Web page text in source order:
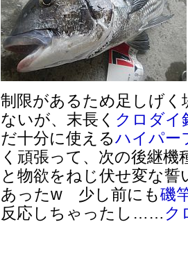
制限があるため足しげ
ないが、末長く クロダイ
だ十分に使えるハイパー
く頑張って、次の後継
と物欲をねじ伏せ変な
あったw 少し前にも磯
反応しちゃったし……ク